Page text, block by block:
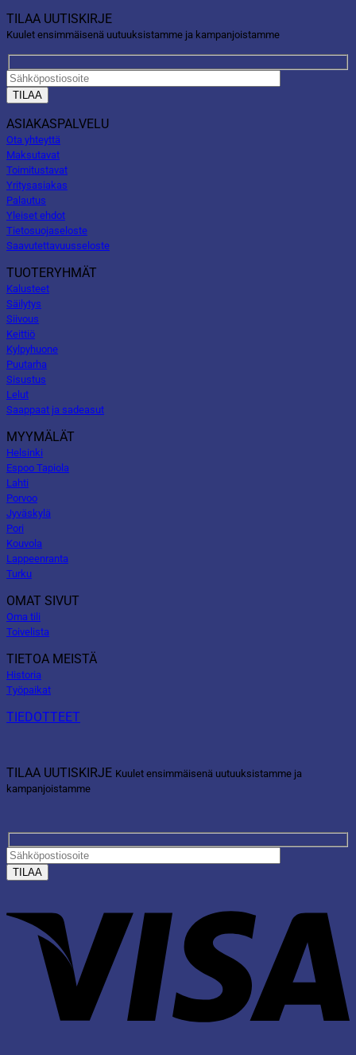
TILAA UUTISKIRJE
Kuulet ensimmäisenä uutuuksistamme ja kampanjoistamme
ASIAKASPALVELU
Ota yhteyttä
Maksutavat
Toimitustavat
Yritysasiakas
Palautus
Yleiset ehdot
Tietosuojaseloste
Saavutettavuusseloste
TUOTERYHMÄT
Kalusteet
Säilytys
Siivous
Keittiö
Kylpyhuone
Puutarha
Sisustus
Lelut
Saappaat ja sadeasut
MYYMÄLÄT
Helsinki
Espoo Tapiola
Lahti
Porvoo
Jyväskylä
Pori
Kouvola
Lappeenranta
Turku
OMAT SIVUT
Oma tili
Toivelista
TIETOA MEISTÄ
Historia
Työpaikat
TIEDOTTEET
TILAA UUTISKIRJE Kuulet ensimmäisenä uutuuksistamme ja
kampanjoistamme